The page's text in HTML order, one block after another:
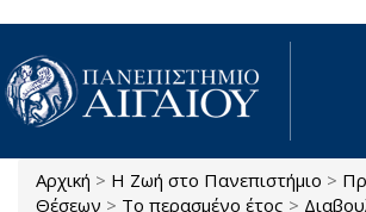
Παράκαμψη προς το κυρίως περιεχόμενο
Είστε εδώ
Αρχική > Η Ζωή στο Πανεπιστήμιο >
Θέσεων > Το περασμένο έτος >